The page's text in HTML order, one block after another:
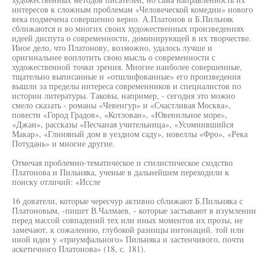
интересов к сложным проблемам «Человеческой комедии» нового
века подмечена совершенно верно. А.Платонов и Б.Пильняк
сближаются и во многих своих художественных произведениях
идеей диспута о современности, доминирующей в их творчестве.
Иное дело, что Платонову, возможно, удалось лучше и
оригинальнее воплотить свою мысль о современности с
художественной точки зрения. Многие наиболее совершенные,
тщательно выписанные и «отшлифованные» его произведения
вышли за пределы интереса современников и специалистов по
истории литературы. Таковы, например, - сегодня это можно
смело сказать - романы «Чевенгур» и «Счастливая Москва»,
повести «Город Градов», «Котлован», «Ювенильное море»,
«Джан», рассказы «Песчаная учительница», «Усомнившийся
Макар», «Глиняный дом в уездном саду», новеллы «Фро», «Река
Потудань» и многие другие.
Отмечая проблемно-тематическое и стилистическое сходство
Платонова и Пильняка, ученые в дальнейшем переходили к
поиску отличий: «Иссле
16 дователи, которые чересчур активно сближают Б.Пильняка с
Платоновым, -пишет В.Чалмаев, - которые застывают в изумлении
перед массой совпадений тех или иных моментов их прозы, не
замечают, к сожалению, глубокой разницы интонаций. той или
иной идеи у «триумфального» Пильняка и застенчивого, почти
аскетичного Платонова» (18, с. 181).